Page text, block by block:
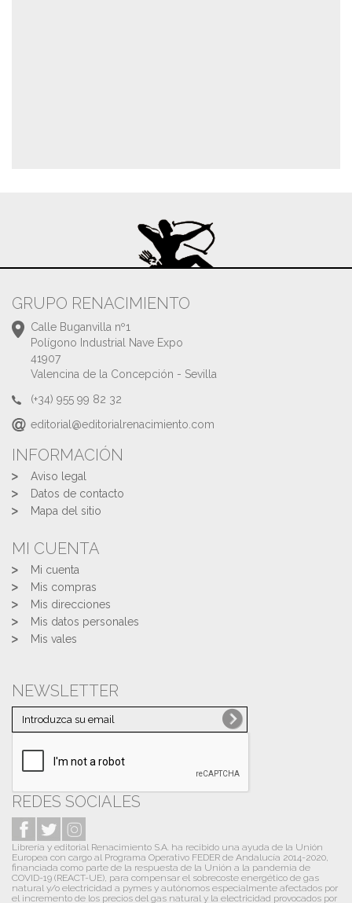
GRUPO RENACIMIENTO
Calle Buganvilla nº1
Polígono Industrial Nave Expo
41907
Valencina de la Concepción - Sevilla
(+34) 955 99 82 32
editorial@editorialrenacimiento.com
INFORMACIÓN
Aviso legal
Datos de contacto
Mapa del sitio
MI CUENTA
Mi cuenta
Mis compras
Mis direcciones
Mis datos personales
Mis vales
NEWSLETTER
REDES SOCIALES
Librería y editorial Renacimiento S.A. ha recibido una ayuda de la Unión
Europea con cargo al Programa Operativo FEDER de Andalucía 2014-2020,
financiada como parte de la respuesta de la Unión a la pandemia de
COVID-19 (REACT-UE), para compensar el sobrecoste energético de gas
natural y/o electricidad a pymes y autónomos especialmente afectados por
el incremento de los precios del gas natural y la electricidad provocados por